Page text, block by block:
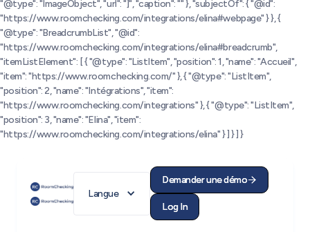
"@type": "ImageObject", "url": "]", "caption": "" }, "subjectOf": { "@id":
"https://www.roomchecking.com/integrations/elina#webpage" } }, {
"@type": "BreadcrumbList", "@id":
"https://www.roomchecking.com/integrations/elina#breadcrumb",
"itemListElement": [ { "@type": "ListItem", "position": 1, "name": "Accueil",
"item": "https://www.roomchecking.com/" }, { "@type": "ListItem",
"position": 2, "name": "Intégrations", "item":
"https://www.roomchecking.com/integrations" }, { "@type": "ListItem",
"position": 3, "name": "Elina", "item":
"https://www.roomchecking.com/integrations/elina" } ] } ] }
Langue
Demander une démo
Demander une démo
Log In
Log In